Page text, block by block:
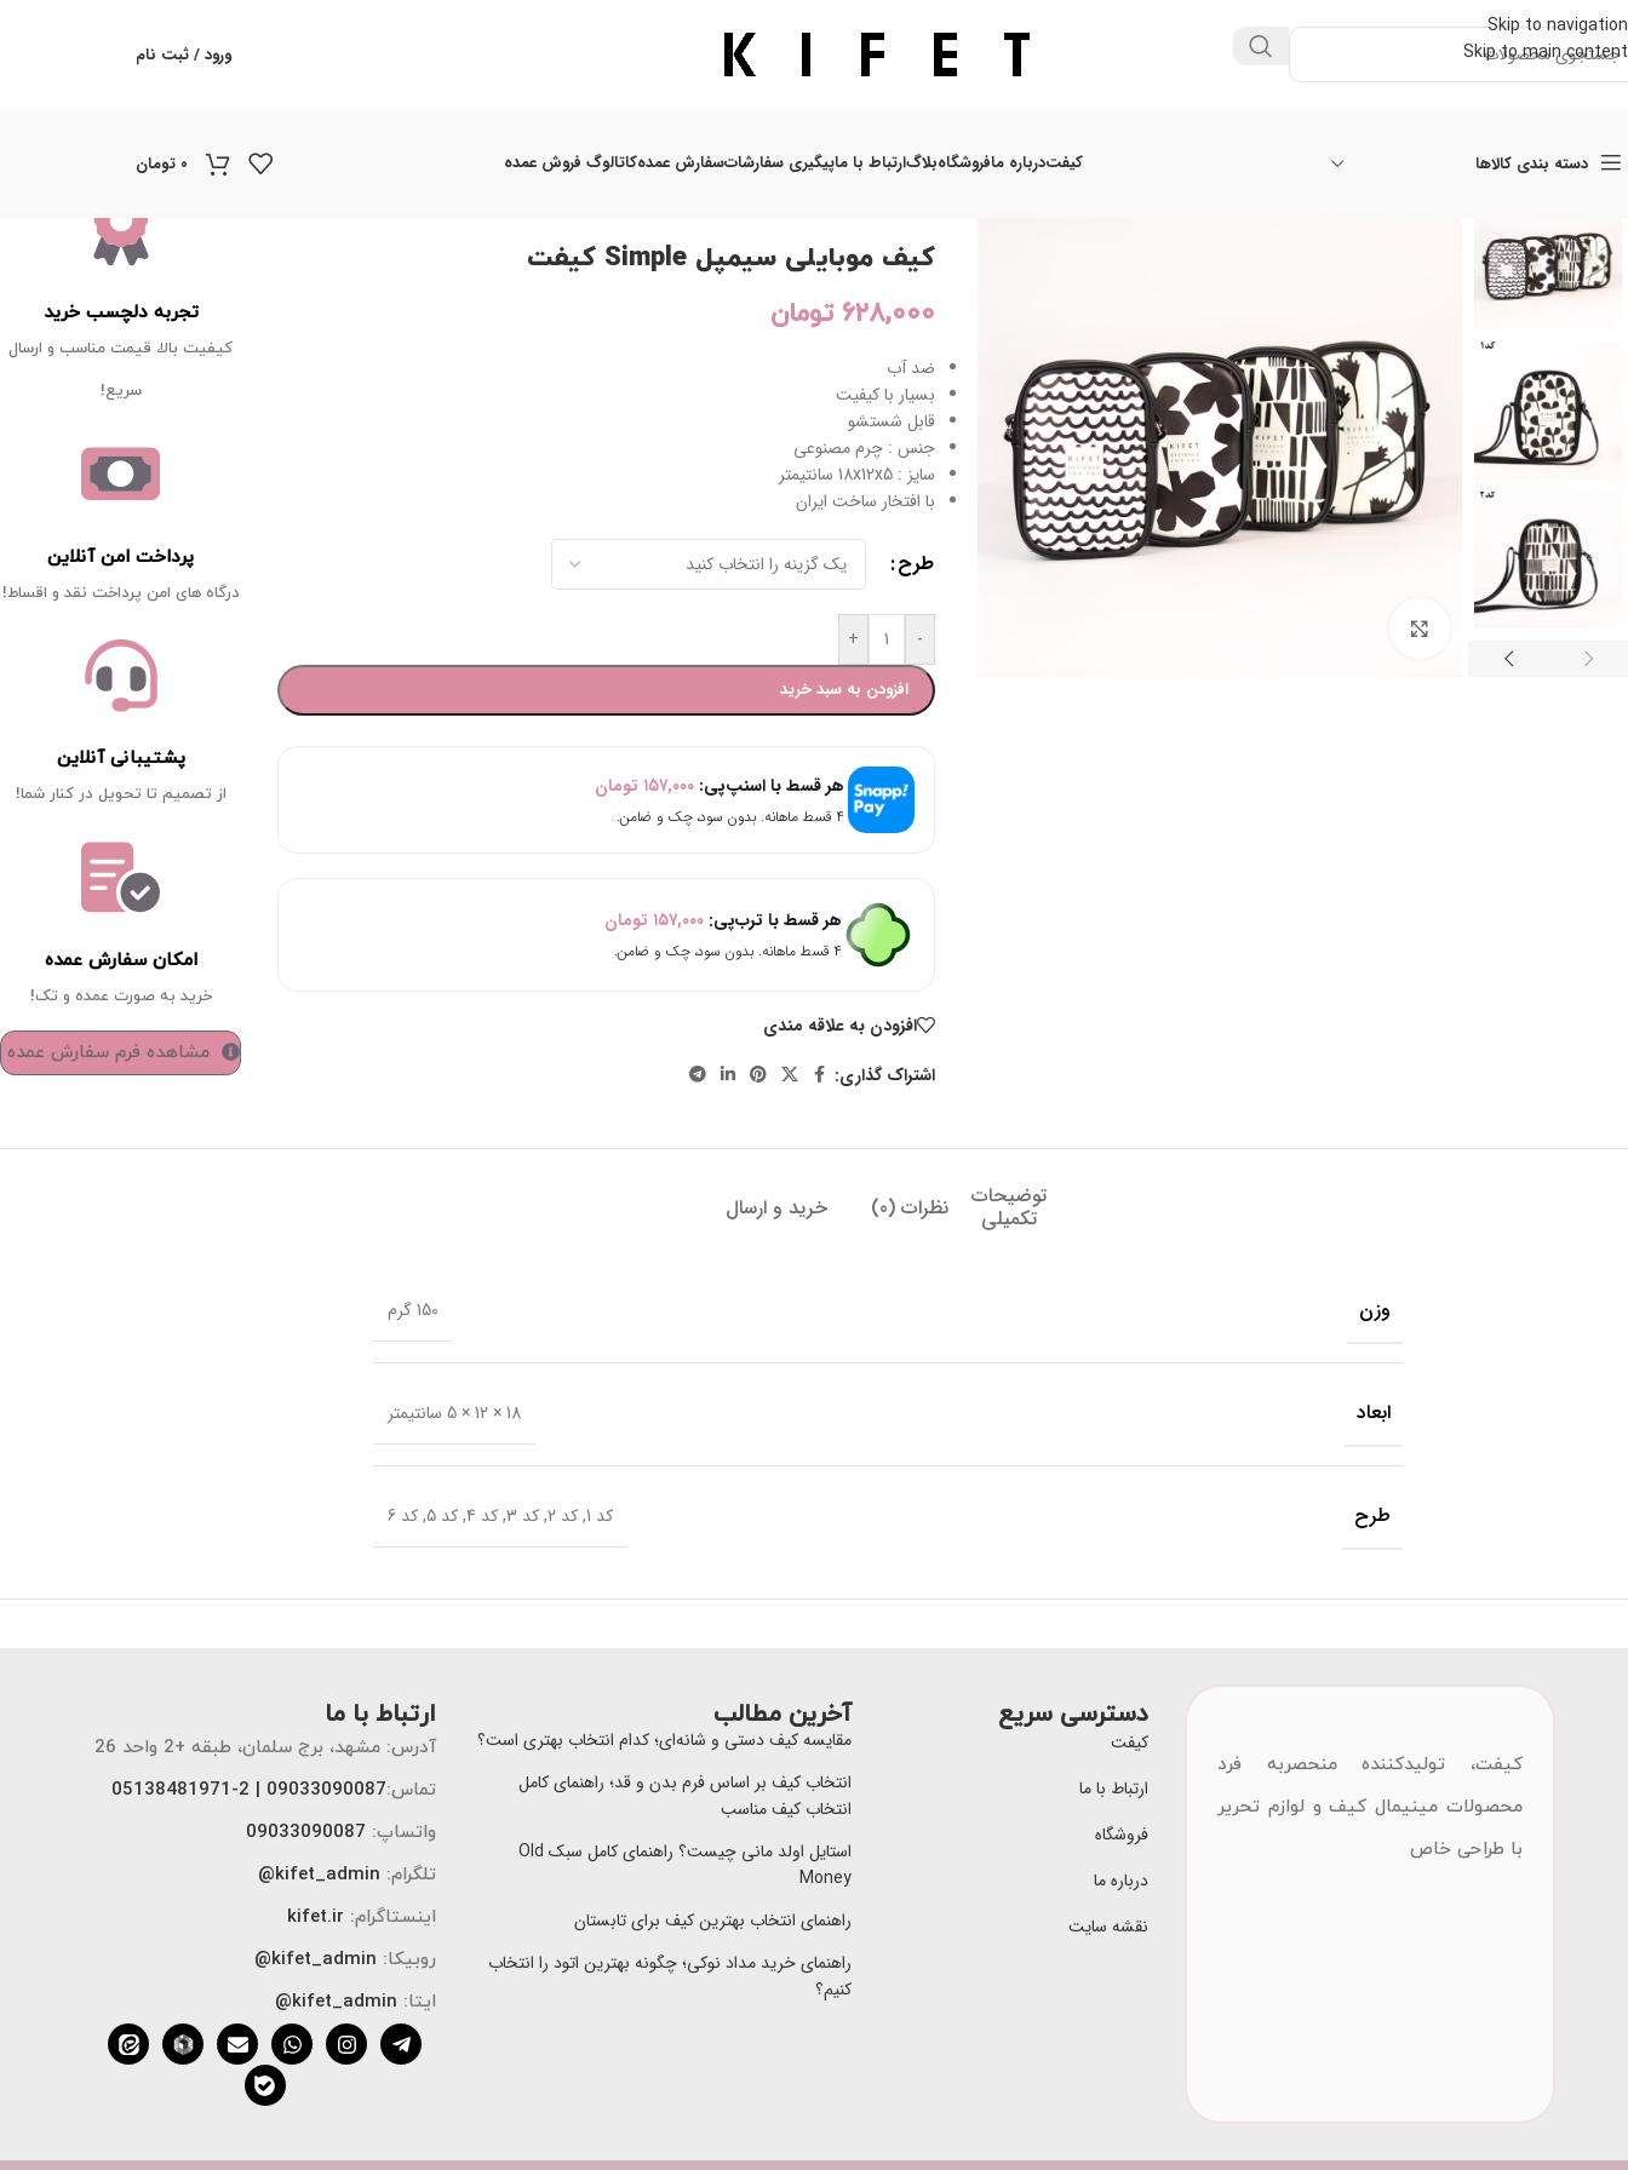
Skip to navigation
Skip to main content
ورود / ثبت نام
دسته بندی کالاها کیفتدرباره مافروشگاهبلاگارتباط با ماپیگیری سفارشاتسفارش عمدهکاتالوگ فروش عمده ۰ تومان
کیف موبایلی سیمپل Simple کیفت
۶۲۸,۰۰۰ تومان
ضد آب
بسیار با کیفیت
قابل شستشو
جنس : چرم مصنوعی
سایز : 18x12x5 سانتیمتر
با افتخار ساخت ایران
طرح
-
+
افزودن به سبد خرید
هر قسط با اسنپ‌پی:۱۵۷,۰۰۰ تومان
۴ قسط ماهانه. بدون سود، چک و ضامن.
هر قسط با ترب‌پی:۱۵۷,۰۰۰ تومان
۴ قسط ماهانه. بدون سود، چک و ضامن.
افزودن به علاقه مندی
اشتراک گذاری:
تجربه دلچسب خرید
کیفیت بالا، قیمت مناسب و ارسال
سریع!
پرداخت امن آنلاین
درگاه های امن پرداخت نقد و اقساط!
پشتیبانی آنلاین
از تصمیم تا تحویل در کنار شما!
امکان سفارش عمده
خرید به صورت عمده و تک!
مشاهده فرم سفارش عمده
توضیحات
تکمیلی نظرات (0) خرید و ارسال
وزن 150 گرم
ابعاد 18 × 12 × 5 سانتیمتر
طرح کد 1 ,کد 2 ,کد 3 ,کد 4 ,کد 5 ,کد 6
کیفت، تولیدکننده منحصربه فرد
محصولات مینیمال کیف و لوازم تحریر
با طراحی خاص
دسترسی سریع
کیفت
ارتباط با ما
فروشگاه
درباره ما
نقشه سایت
آخرین مطالب
مقایسه کیف دستی و شانه‌ای؛ کدام انتخاب بهتری است؟
انتخاب کیف بر اساس فرم بدن و قد؛ راهنمای کامل
انتخاب کیف مناسب
استایل اولد مانی چیست؟ راهنمای کامل سبک Old
Money
راهنمای انتخاب بهترین کیف برای تابستان
راهنمای خرید مداد نوکی؛ چگونه بهترین اتود را انتخاب
کنیم؟
ارتباط با ما
آدرس: مشهد، برج سلمان، طبقه +2 واحد 26
تماس:09033090087 |
2
-
05138481971
واتساپ: 09033090087
تلگرام: kifet_admin@
اینستاگرام: kifet.ir
روبیکا: kifet_admin@
ایتا: kifet_admin@